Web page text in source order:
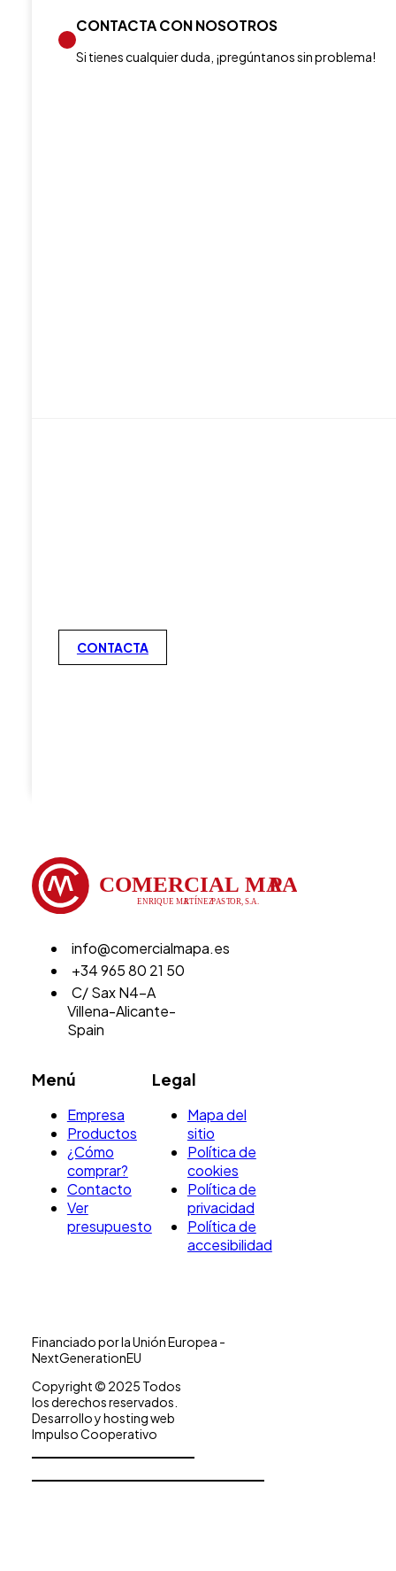
CONTACTA CON NOSOTROS
Si tienes cualquier duda, ¡pregúntanos sin problema!
CONTACTA
info@comercialmapa.es
+34 965 80 21 50
C/ Sax N4-A
Villena-Alicante-
Spain
Menú
Empresa
Productos
¿Cómo
comprar?
Contacto
Ver
presupuesto
Legal
Mapa del
sitio
Política de
cookies
Política de
privacidad
Política de
accesibilidad
Financiado por la Unión Europea -
NextGenerationEU
Copyright © 2025 Todos
los derechos reservados.
Desarrollo y hosting web
Impulso Cooperativo